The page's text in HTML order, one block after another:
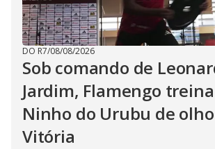
DO R7/08/08/2026
Sob comando de
Jardim, Flamengo
Ninho do Urubu de
Vitória